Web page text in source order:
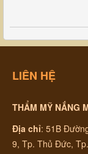
LIÊN HỆ
THẨM MỸ NẮNG
Địa chỉ: 51B
9, Tp. Thủ Đức,